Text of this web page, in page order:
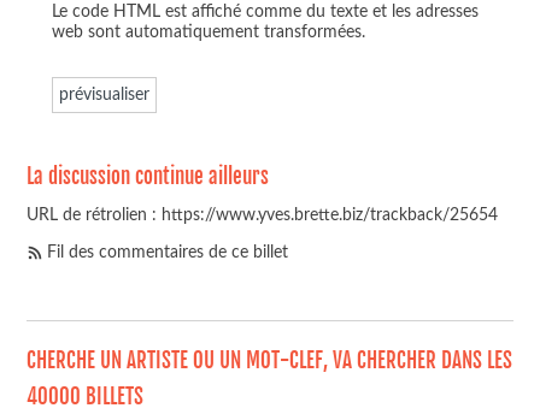
Le code HTML est affiché comme du texte et les adresses
web sont automatiquement transformées.
La discussion continue ailleurs
URL de rétrolien : https://www.yves.brette.biz/trackback/25654
Fil des commentaires de ce billet
CHERCHE UN ARTISTE OU UN MOT-CLEF, VA CHERCHER DANS LES
40000 BILLETS